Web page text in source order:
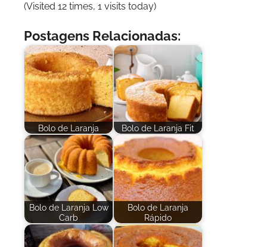
(Visited 12 times, 1 visits today)
Postagens Relacionadas:
Bolo de Laranja Bolo de Laranja Fit
Bolo de Laranja Low
Carb
Bolo de Laranja
Rápido